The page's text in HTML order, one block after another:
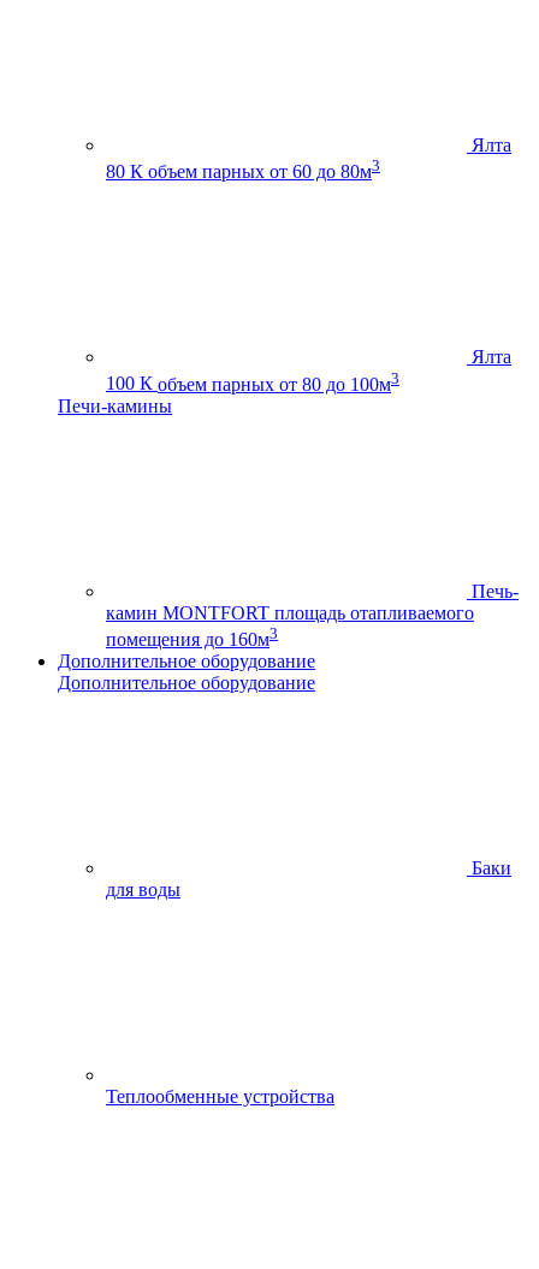
Ялта
80 К объем парных от 60 до 80м3
Ялта
100 К объем парных от 80 до 100м3
Печи-камины
Печь-
камин MONTFORT площадь отапливаемого
помещения до 160м3
Дополнительное оборудование
Дополнительное оборудование
Баки
для воды
Теплообменные устройства